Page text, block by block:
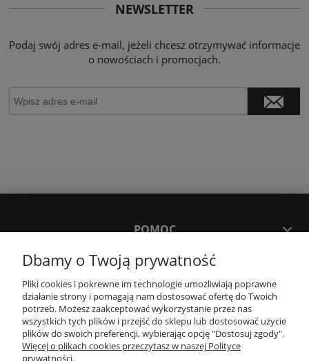
NEWSLETTER
Podaj swój adres e-mail, jeżeli chcesz otrzymywać informacje
o nowościach i promocjach.
POMOC
MOJE KONTO
PŁATNOŚCI I DOSTAWA
KONTAKT
Dbamy o Twoją prywatność
Pliki cookies i pokrewne im technologie umożliwiają poprawne
działanie strony i pomagają nam dostosować ofertę do Twoich
potrzeb. Możesz zaakceptować wykorzystanie przez nas
wszystkich tych plików i przejść do sklepu lub dostosować użycie
plików do swoich preferencji, wybierając opcję "Dostosuj zgody".
Więcej o plikach cookies przeczytasz w naszej Polityce
prywatności.